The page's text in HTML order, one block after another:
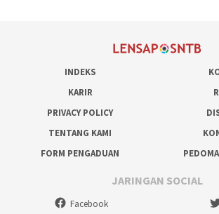
INDEKS
KARIR
PRIVACY POLICY
TENTANG KAMI
FORM PENGADUAN
JARINGAN SOCIAL
Facebook